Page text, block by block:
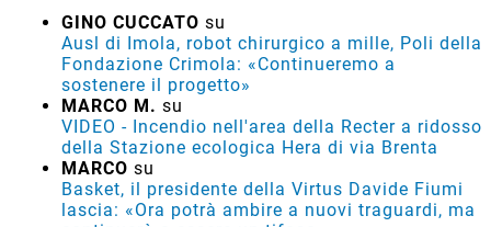
GINO CUCCATO su
Ausl di Imola, robot chirurgico a mille, Poli della
Fondazione Crimola: «Continueremo a
sostenere il progetto»
MARCO M. su
VIDEO - Incendio nell'area della Recter a ridosso
della Stazione ecologica Hera di via Brenta
MARCO su
Basket, il presidente della Virtus Davide Fiumi
lascia: «Ora potrà ambire a nuovi traguardi, ma